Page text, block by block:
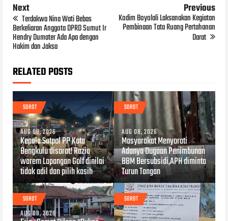
Next
Terdakwa Nina Wati Bebas
Berkeliaran Anggota DPRD Sumut Ir
Hendry Dumater Ada Apa dengan
Hakim dan Jaksa
Previous
Kodim Boyolali Laksanakan Kegiatan
Pembinaan Tata Ruang Pertahanan
Darat
RELATED POSTS
SOROT
AUG 09, 2026
Kepala Satpol PP Kota
Bengkulu disorot! Razia
warem Lapangan Golf dinilai
tidak adil dan pilih kasih
SOROT
AUG 08, 2026
Masyarakat Menyoroti
Adanya Dugaan Penimbunan
BBM Bersubsidi,APH diminta
Turun Tangan
SOROT
AUG 08, 2026
SOROT